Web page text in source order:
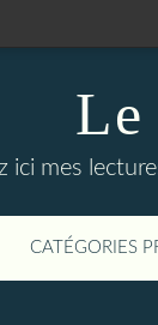
Le
ici mes
CATÉGORIES